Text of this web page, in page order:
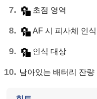
초점 영역
AF 시 피사체 인식
인식 대상
남아있는 배터리 잔량